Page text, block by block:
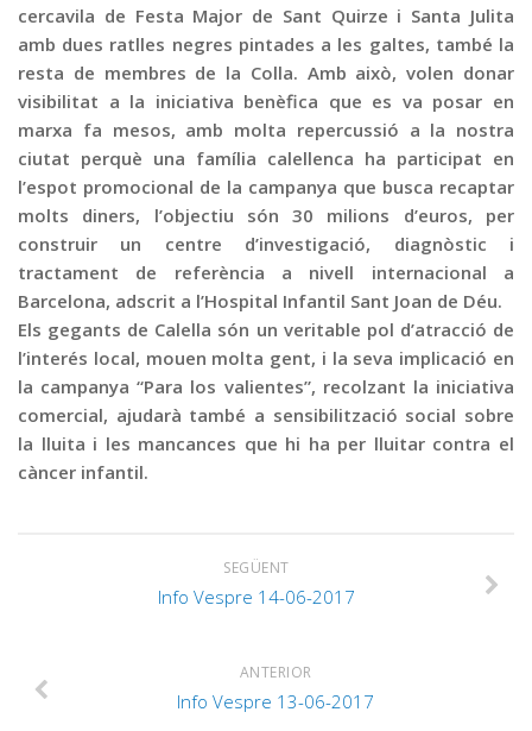
cercavila de Festa Major de Sant Quirze i Santa Julita
amb dues ratlles negres pintades a les galtes, també la
resta de membres de la Colla. Amb això, volen donar
visibilitat a la iniciativa benèfica que es va posar en
marxa fa mesos, amb molta repercussió a la nostra
ciutat perquè una família calellenca ha participat en
l’espot promocional de la campanya que busca recaptar
molts diners, l’objectiu són 30 milions d’euros, per
construir un centre d’investigació, diagnòstic i
tractament de referència a nivell internacional a
Barcelona, adscrit a l’Hospital Infantil Sant Joan de Déu.
Els gegants de Calella són un veritable pol d’atracció de
l’interés local, mouen molta gent, i la seva implicació en
la campanya “Para los valientes”, recolzant la iniciativa
comercial, ajudarà també a sensibilització social sobre
la lluita i les mancances que hi ha per lluitar contra el
càncer infantil.
SEGÜENT
Info Vespre 14-06-2017
ANTERIOR
Info Vespre 13-06-2017